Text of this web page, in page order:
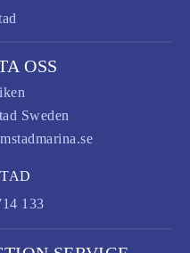
OSS
Sweden
133